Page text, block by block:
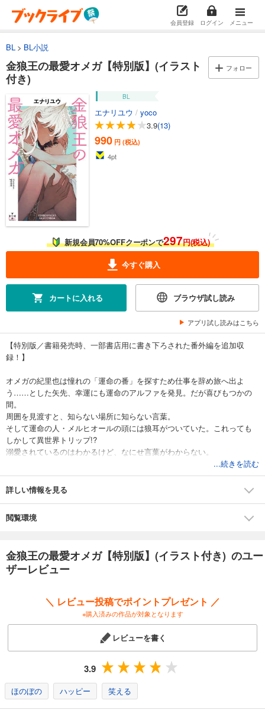
会員登録 ログイン メニュー
BL BL小説
金狼王の最愛オメガ【特別版】(イラスト
付き)
フォロー
BL
エナリユウ / yoco
3.9(13)
990 円 (税込)
4pt
新規会員70%OFFクーポンで297円(税込)
今すぐ購入
カートに入れる ブラウザ試し読み
アプリ試し読みはこちら
【特別版／書籍発売時、一部書店用に書き下ろされた番外編を追加収
録！】
オメガの紀里也は憧れの「運命の番」を探すため仕事を辞め旅へ出よ
う……とした矢先、幸運にも運命のアルファを発見。だが喜びもつかの
間。
周囲を見渡すと、知らない場所に知らない言葉。
そして運命の人・メルヒオールの頭には狼耳がついていた。これっても
しかして異世界トリップ!?
溺愛されているのはわかるけど、なにせ言葉がわからない。
ベタ惚れアルファの金狼王×前向きオメガ、甘々ラブコメオメガバース!
...続きを読む
詳しい情報を見る
閲覧環境
金狼王の最愛オメガ【特別版】(イラスト付き) のユー
ザーレビュー
＼ レビュー投稿でポイントプレゼント ／
※購入済みの作品が対象となります
レビューを書く
3.9
ほのぼの ハッピー 笑える